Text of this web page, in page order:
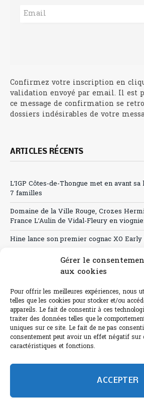
Gérer le
aux cookies
Pour offrir les meilleures expériences, nous
telles que les cookies pour stocker et/ou
appareils. Le fait de consentir à ces
traiter des données telles que le
uniques sur ce site. Le fait de ne pas
consentement peut avoir un effet négatif sur
caractéristiques et fonctions.
ACCEPTER
Confirmez votre inscription en
validation envoyé par email. Il est
ce message de confirmation se
dossiers indésirables de votre
ARTICLES RÉCENTS
L’IGP Côtes-de-Thongue met en avant
7 familles
Domaine de la Ville Rouge, Crozes
France L’Aulin de Vidal-Fleury en
Hine lance son premier cognac XO Early
Canicule : A quand le CHR à « l’heure
Sélection de rosés 2026
L'abus d'alcool est dangereux
humain et 0% IA de Paris Bistro